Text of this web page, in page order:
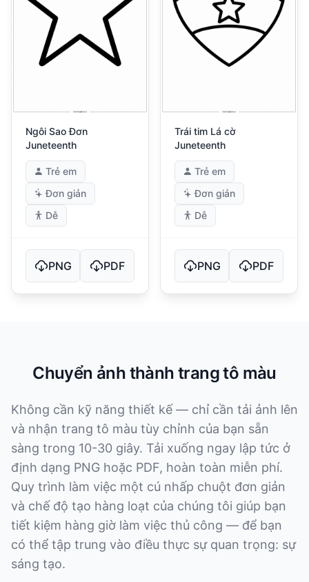
Ngôi Sao Đơn
Juneteenth
Trẻ em
Đơn giản
Dễ
PNG PDF
Trái tim Lá cờ
Juneteenth
Trẻ em
Đơn giản
Dễ
PNG PDF
Chuyển ảnh thành trang tô màu
Không cần kỹ năng thiết kế — chỉ cần tải ảnh lên
và nhận trang tô màu tùy chỉnh của bạn sẵn
sàng trong 10-30 giây. Tải xuống ngay lập tức ở
định dạng PNG hoặc PDF, hoàn toàn miễn phí.
Quy trình làm việc một cú nhấp chuột đơn giản
và chế độ tạo hàng loạt của chúng tôi giúp bạn
tiết kiệm hàng giờ làm việc thủ công — để bạn
có thể tập trung vào điều thực sự quan trọng: sự
sáng tạo.